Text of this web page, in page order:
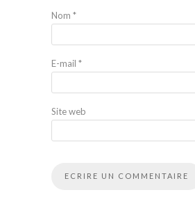
Nom *
E-mail *
Site web